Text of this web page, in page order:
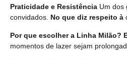
Praticidade e Resistência Um dos
convidados. No que diz respeito à
Por que escolher a Linha Milão?
momentos de lazer sejam